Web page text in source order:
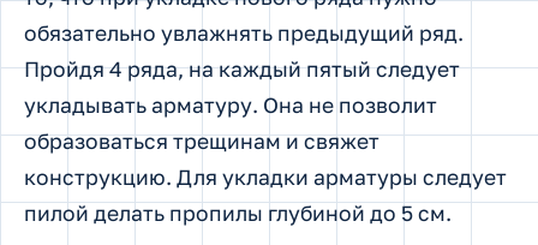
обязательно увлажнять предыдущий ряд.
Пройдя 4 ряда, на каждый пятый следует
укладывать арматуру. Она не позволит
образоваться трещинам и свяжет
конструкцию. Для укладки арматуры следует
пилой делать пропилы глубиной до 5 см.